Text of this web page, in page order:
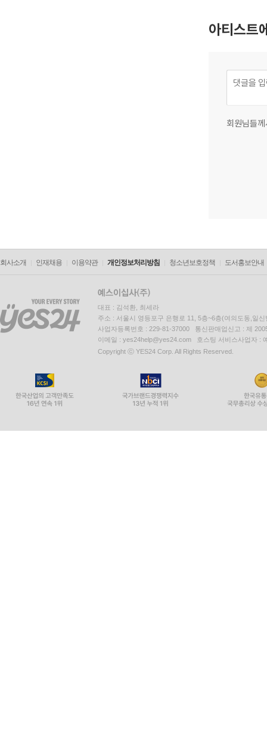
아티스트
회원님들
회사소개 인재채용 이용약관 개인정보처리방침 청소년보호정책 도서홍보안내
대표 : 김석환, 최세라
주소 : 서울시 영등포구 은행로 11, 5층~6층(여의도동,일신
사업자등록번호 : 229-81-37000 통신판매업신고 : 제
이메일 : yes24help@yes24.com 호스팅 서비스사업자 :
Copyright ⓒ YES24 Corp. All Rights Reserved.